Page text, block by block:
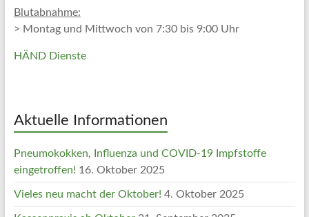
Blutabnahme:
> Montag und Mittwoch von 7:30 bis 9:00 Uhr
HÄND Dienste
Aktuelle Informationen
Pneumokokken, Influenza und COVID-19 Impfstoffe
eingetroffen! 16. Oktober 2025
Vieles neu macht der Oktober! 4. Oktober 2025